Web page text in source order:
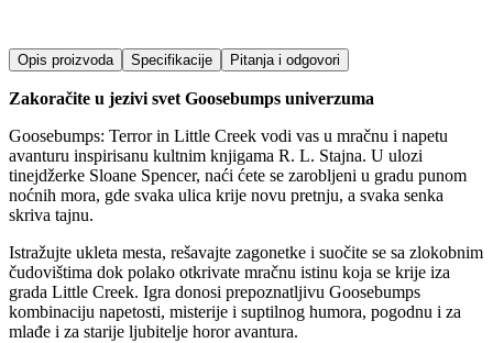
Opis proizvoda Specifikacije Pitanja i odgovori
Zakoračite u jezivi svet Goosebumps univerzuma
Goosebumps: Terror in Little Creek vodi vas u mračnu i napetu
avanturu inspirisanu kultnim knjigama R. L. Stajna. U ulozi
tinejdžerke Sloane Spencer, naći ćete se zarobljeni u gradu punom
noćnih mora, gde svaka ulica krije novu pretnju, a svaka senka
skriva tajnu.
Istražujte ukleta mesta, rešavajte zagonetke i suočite se sa zlokobnim
čudovištima dok polako otkrivate mračnu istinu koja se krije iza
grada Little Creek. Igra donosi prepoznatljivu Goosebumps
kombinaciju napetosti, misterije i suptilnog humora, pogodnu i za
mlađe i za starije ljubitelje horor avantura.